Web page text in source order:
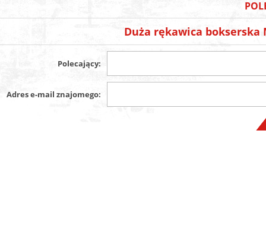
Duża rękawica bokserska
Polecający:
Adres e-mail znajomego: